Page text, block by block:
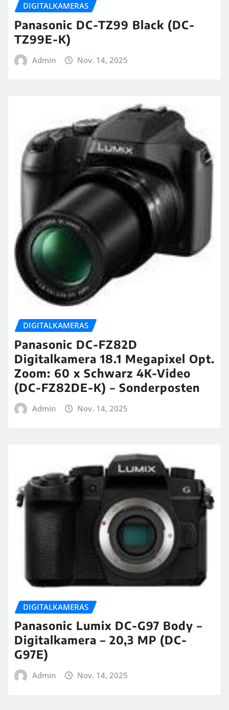
DIGITALKAMERAS
Panasonic DC-TZ99 Black (DC-
TZ99E-K)
Admin Nov. 14, 2025
DIGITALKAMERAS
Panasonic DC-FZ82D
Digitalkamera 18.1 Megapixel Opt.
Zoom: 60 x Schwarz 4K-Video
(DC-FZ82DE-K) – Sonderposten
Admin Nov. 14, 2025
DIGITALKAMERAS
Panasonic Lumix DC-G97 Body –
Digitalkamera – 20,3 MP (DC-
G97E)
Admin Nov. 14, 2025